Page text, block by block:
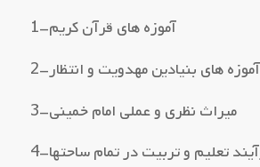
1–آموزه هاي قرآن کریم
2–آموزه هاي بنیادین مهدویت و انتظار
3–میراث نظري و عملی امام خمینی
تعلیم و تربیت در تمام ساحتها